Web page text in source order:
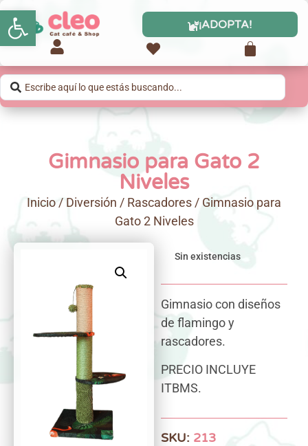
Abrir barra de herramientas ¡ADOPTA!
Gimnasio para Gato 2
Niveles
Inicio/ Diversión / Rascadores/ Gimnasio para
Gato 2 Niveles
Sin existencias
Gimnasio con diseños
de flamingo y
rascadores.
PRECIO INCLUYE
ITBMS.
SKU: 213